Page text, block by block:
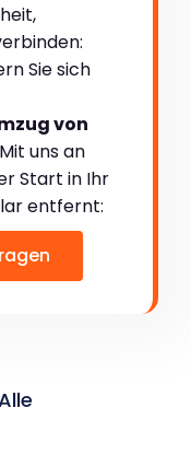
Sie sich
von
uns an
Start in Ihr
entfernt: